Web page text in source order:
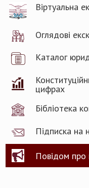
Віртуальна
Оглядові
Каталог
цифрах
Бібліотека
Підписка на
Повідом про